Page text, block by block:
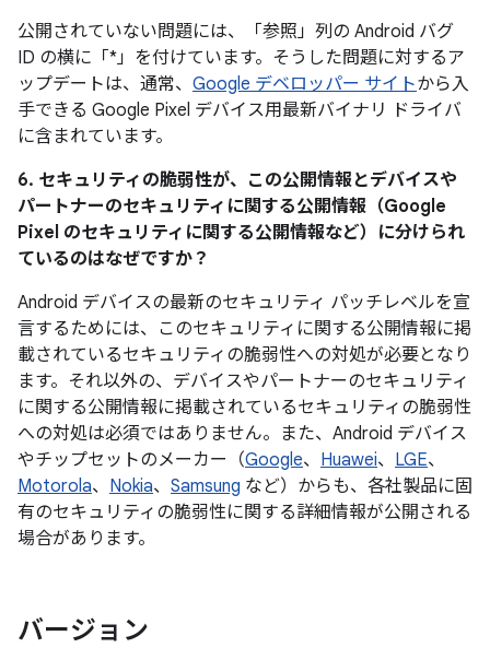
公開されていない問題には、「参照」列の Android バグ
ID の横に「*」を付けています。そうした問題に対するア
ップデートは、通常、 Google デベロッパー サイトから入
手できる Google Pixel デバイス用最新バイナリ ドライバ
に含まれています。
6. セキュリティの脆弱性が、この公開情報とデバイスや
パートナーのセキュリティに関する公開情報（Google
Pixel のセキュリティに関する公開情報など）に分けられ
ているのはなぜですか？
Android デバイスの最新のセキュリティ パッチレベルを宣
言するためには、このセキュリティに関する公開情報に掲
載されているセキュリティの脆弱性への対処が必要となり
ます。それ以外の、デバイスやパートナーのセキュリティ
に関する公開情報に掲載されているセキュリティの脆弱性
への対処は必須ではありません。また、Android デバイス
やチップセットのメーカー（Google、 Huawei、 LGE、
Motorola、 Nokia、 Samsung など）からも、各社製品に固
有のセキュリティの脆弱性に関する詳細情報が公開される
場合があります。
バージョン